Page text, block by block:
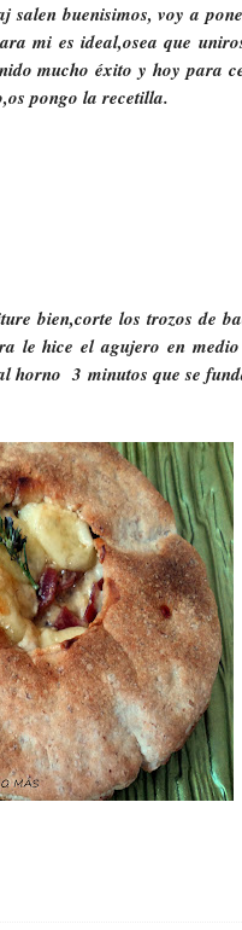
buenisimos, voy a
mi es ideal,osea que
mucho éxito y hoy para
pongo la recetilla.
bien,corte los trozos de
le hice el agujero en
horno 3 minutos que se